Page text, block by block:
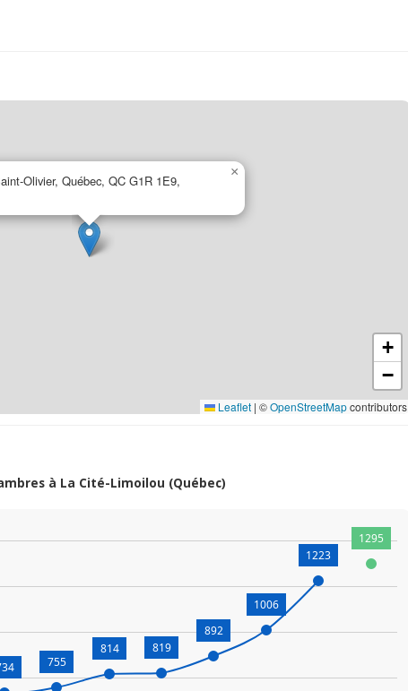
Olivier, Québec, QC G1R 1E9,
×
+
−
Leaflet | ©OpenStreetMapcontributors
à La Cité-Limoilou (Québec)
755
814 819
892
1006
1223
1295